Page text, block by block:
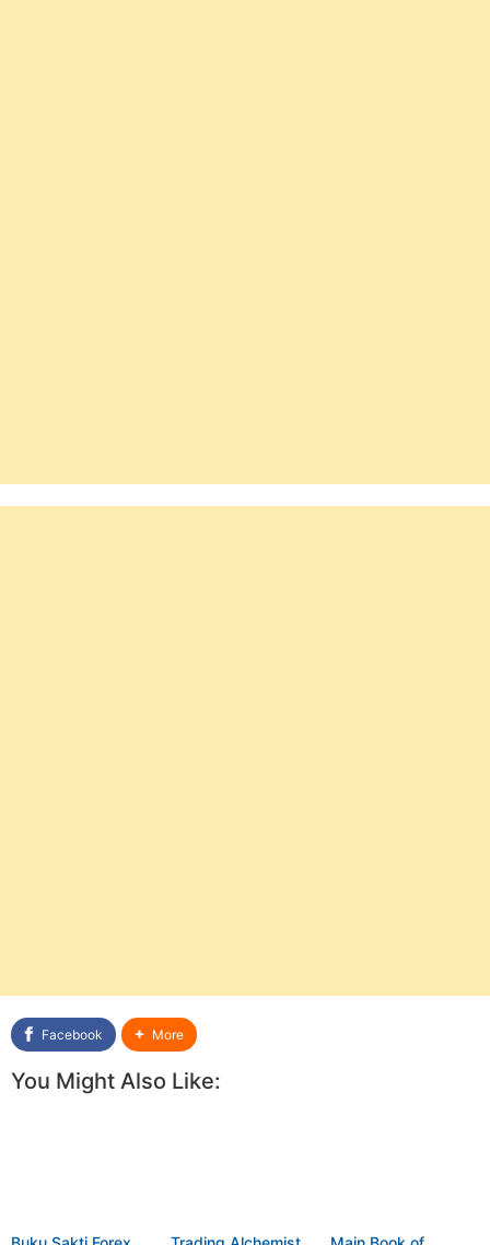
Facebook More
You Might Also Like: